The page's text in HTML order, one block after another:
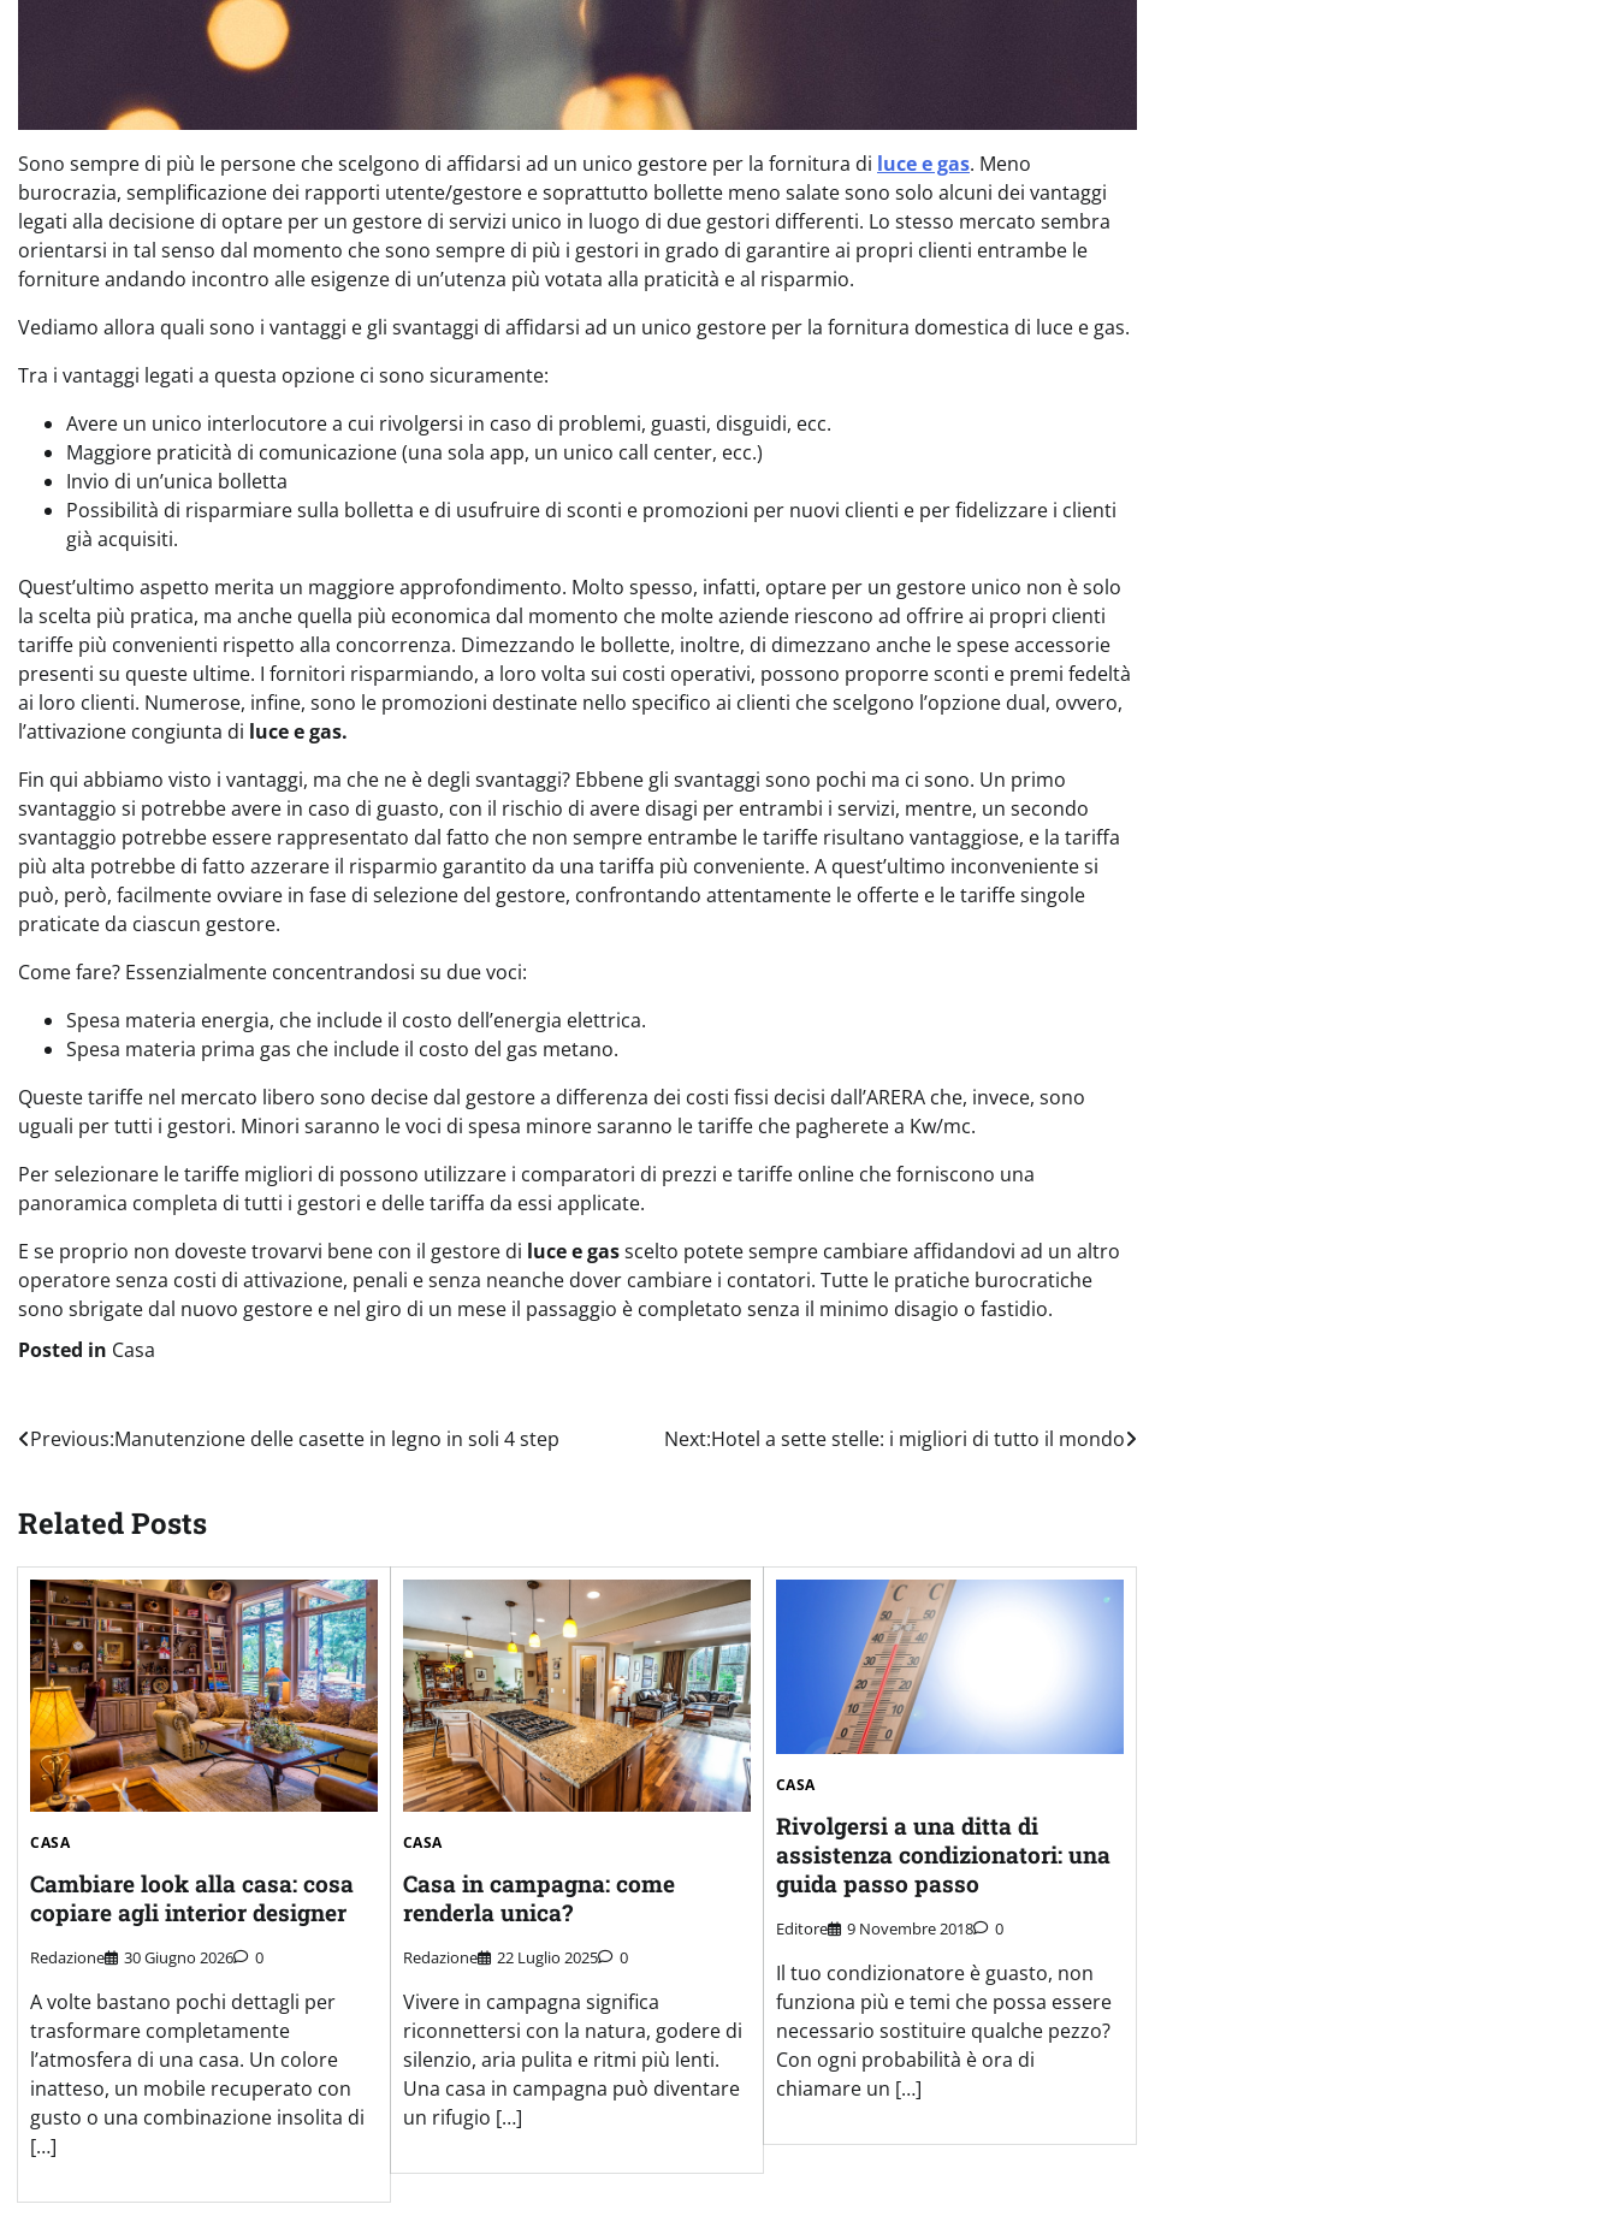
Sono sempre di più le persone che scelgono di affidarsi ad un unico gestore per la fornitura di luce e gas. Meno
burocrazia, semplificazione dei rapporti utente/gestore e soprattutto bollette meno salate sono solo alcuni dei vantaggi
legati alla decisione di optare per un gestore di servizi unico in luogo di due gestori differenti. Lo stesso mercato sembra
orientarsi in tal senso dal momento che sono sempre di più i gestori in grado di garantire ai propri clienti entrambe le
forniture andando incontro alle esigenze di un’utenza più votata alla praticità e al risparmio.
Vediamo allora quali sono i vantaggi e gli svantaggi di affidarsi ad un unico gestore per la fornitura domestica di luce e gas.
Tra i vantaggi legati a questa opzione ci sono sicuramente:
Avere un unico interlocutore a cui rivolgersi in caso di problemi, guasti, disguidi, ecc.
Maggiore praticità di comunicazione (una sola app, un unico call center, ecc.)
Invio di un’unica bolletta
Possibilità di risparmiare sulla bolletta e di usufruire di sconti e promozioni per nuovi clienti e per fidelizzare i clienti
già acquisiti.
Quest’ultimo aspetto merita un maggiore approfondimento. Molto spesso, infatti, optare per un gestore unico non è solo
la scelta più pratica, ma anche quella più economica dal momento che molte aziende riescono ad offrire ai propri clienti
tariffe più convenienti rispetto alla concorrenza. Dimezzando le bollette, inoltre, di dimezzano anche le spese accessorie
presenti su queste ultime. I fornitori risparmiando, a loro volta sui costi operativi, possono proporre sconti e premi fedeltà
ai loro clienti. Numerose, infine, sono le promozioni destinate nello specifico ai clienti che scelgono l’opzione dual, ovvero,
l’attivazione congiunta di luce e gas.
Fin qui abbiamo visto i vantaggi, ma che ne è degli svantaggi? Ebbene gli svantaggi sono pochi ma ci sono. Un primo
svantaggio si potrebbe avere in caso di guasto, con il rischio di avere disagi per entrambi i servizi, mentre, un secondo
svantaggio potrebbe essere rappresentato dal fatto che non sempre entrambe le tariffe risultano vantaggiose, e la tariffa
più alta potrebbe di fatto azzerare il risparmio garantito da una tariffa più conveniente. A quest’ultimo inconveniente si
può, però, facilmente ovviare in fase di selezione del gestore, confrontando attentamente le offerte e le tariffe singole
praticate da ciascun gestore.
Come fare? Essenzialmente concentrandosi su due voci:
Spesa materia energia, che include il costo dell’energia elettrica.
Spesa materia prima gas che include il costo del gas metano.
Queste tariffe nel mercato libero sono decise dal gestore a differenza dei costi fissi decisi dall’ARERA che, invece, sono
uguali per tutti i gestori. Minori saranno le voci di spesa minore saranno le tariffe che pagherete a Kw/mc.
Per selezionare le tariffe migliori di possono utilizzare i comparatori di prezzi e tariffe online che forniscono una
panoramica completa di tutti i gestori e delle tariffa da essi applicate.
E se proprio non doveste trovarvi bene con il gestore di luce e gasscelto potete sempre cambiare affidandovi ad un altro
operatore senza costi di attivazione, penali e senza neanche dover cambiare i contatori. Tutte le pratiche burocratiche
sono sbrigate dal nuovo gestore e nel giro di un mese il passaggio è completato senza il minimo disagio o fastidio.
Posted in Casa
Navigazione
Previous:Manutenzione delle casette in legno in soli 4 step Next:Hotel a sette stelle: i migliori di tutto il mondo
Related Posts
CASA
Cambiare look alla casa: cosa
copiare agli interior designer
Redazione 30 Giugno 2026 0
A volte bastano pochi dettagli per
trasformare completamente
l’atmosfera di una casa. Un colore
inatteso, un mobile recuperato con
gusto o una combinazione insolita di
[…]
CASA
Casa in campagna: come
renderla unica?
Redazione 22 Luglio 2025 0
Vivere in campagna significa
riconnettersi con la natura, godere di
silenzio, aria pulita e ritmi più lenti.
Una casa in campagna può diventare
un rifugio […]
CASA
Rivolgersi a una ditta di
assistenza condizionatori: una
guida passo passo
Editore 9 Novembre 2018 0
Il tuo condizionatore è guasto, non
funziona più e temi che possa essere
necessario sostituire qualche pezzo?
Con ogni probabilità è ora di
chiamare un […]